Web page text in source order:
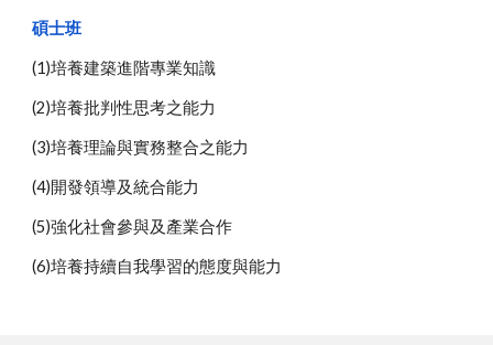
碩士班
(1)培養建築進階專業知識
(2)培養批判性思考之能力
(3)培養理論與實務整合之能力
(4)開發領導及統合能力
(5)強化社會參與及產業合作
(6)培養持續自我學習的態度與能力